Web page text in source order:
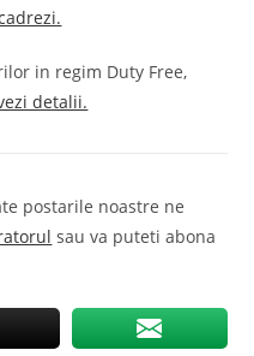
in regim Duty Free,
detalii.
postarile noastre ne
sau va puteti abona